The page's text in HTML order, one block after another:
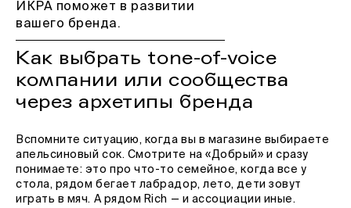
ИКРА поможет в развитии
вашего бренда.
Как выбрать tone-of-voice
компании или сообщества
через архетипы бренда
Вспомните ситуацию, когда вы в магазине выбираете
апельсиновый сок. Смотрите на «Добрый» и сразу
понимаете: это про что-то семейное, когда все у
стола, рядом бегает лабрадор, лето, дети зовут
играть в мяч. А рядом Rich — и ассоциации иные.